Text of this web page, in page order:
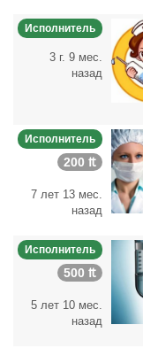
Исполнитель
3 г. 9 мес.
назад
Исполнитель
200 ₶
7 лет 13 мес.
назад
Исполнитель
500 ₶
5 лет 10 мес.
назад